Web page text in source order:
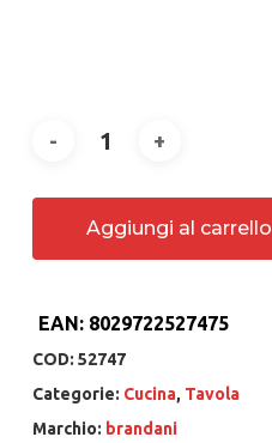
Aggiungi al carrello
EAN: 8029722527475
COD: 52747
Categorie: Cucina, Tavola
Marchio: brandani